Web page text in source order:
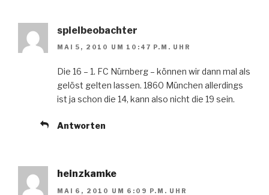
spielbeobachter
MAI 5, 2010 UM 10:47 P.M. UHR
Die 16 – 1. FC Nürnberg – können wir dann mal als
gelöst gelten lassen. 1860 München allerdings
ist ja schon die 14, kann also nicht die 19 sein.
Antworten
heinzkamke
MAI 6, 2010 UM 6:09 P.M. UHR